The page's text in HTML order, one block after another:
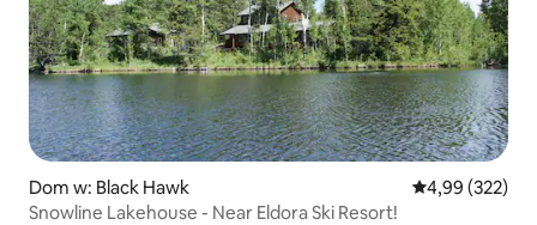
Dom w: Black Hawk Średnia
4,99 (322)
Snowline Lakehouse - Near Eldora Ski Resort!